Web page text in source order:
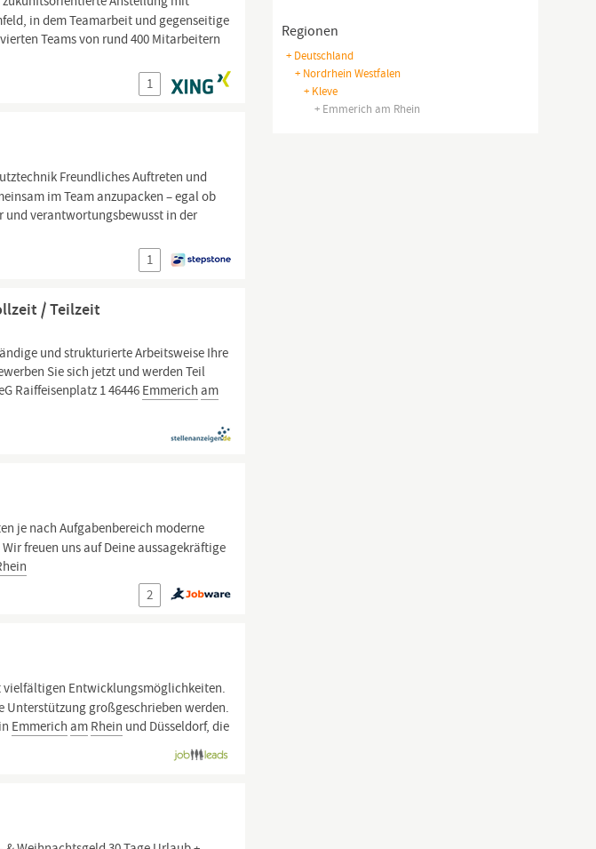
Regionen
+ Deutschland
+ Nordrhein Westfalen
+ Kleve
+ Emmerich am Rhein
in dem Teamarbeit und gegenseitige
Teams von rund 400 Mitarbeitern
1
Freundliches Auftreten und
im Team anzupacken – egal ob
und verantwortungsbewusst in der
1
/ Teilzeit
und strukturierte Arbeitsweise Ihre
Sie sich jetzt und werden Teil
Raiffeisenplatz 1 46446 Emmerich am
je nach Aufgabenbereich moderne
freuen uns auf Deine aussagekräftige
2
vielfältigen Entwicklungsmöglichkeiten.
Unterstützung großgeschrieben werden.
Emmerich am Rhein und Düsseldorf, die